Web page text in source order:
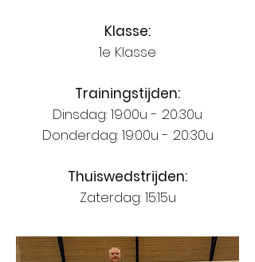
Klasse:
1e Klasse
Trainingstijden:
Dinsdag: 19:00u - 20:30u
Donderdag: 19:00u - 20:30u
Thuiswedstrijden:
Zaterdag: 15:15u